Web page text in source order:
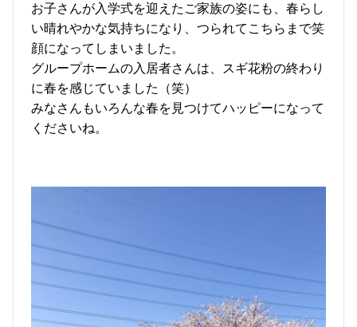
お子さんが入学式を迎えたご家族の姿にも、春らし
い晴れやかな気持ちになり、つられてこちらまで笑
顔になってしまいました。
グループホームの入居者さんは、スギ花粉の終わり
に春を感じていました（笑）
みなさんもいろんな春を見つけてハッピーになって
くださいね。